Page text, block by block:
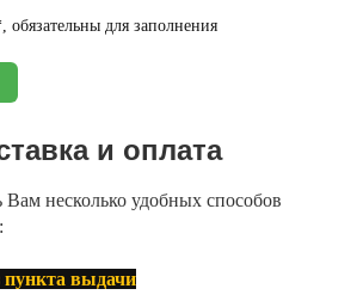
для заполнения
и оплата
несколько удобных способов
выдачи